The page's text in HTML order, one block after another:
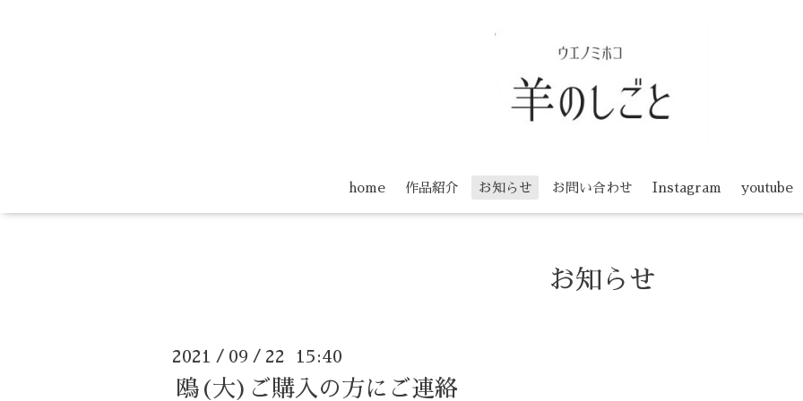
home 作品紹介 お知らせ お問い合わせ Instagram youtube
お知らせ
2021 / 09 / 22 15:40
鴎(大)ご購入の方にご連絡